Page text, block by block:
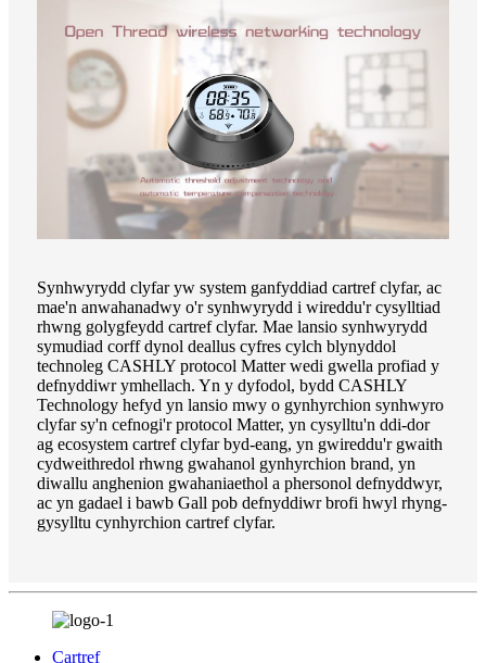
Synhwyrydd clyfar yw system ganfyddiad cartref clyfar, ac
mae'n anwahanadwy o'r synhwyrydd i wireddu'r cysylltiad
rhwng golygfeydd cartref clyfar. Mae lansio synhwyrydd
symudiad corff dynol deallus cyfres cylch blynyddol
technoleg CASHLY protocol Matter wedi gwella profiad y
defnyddiwr ymhellach. Yn y dyfodol, bydd CASHLY
Technology hefyd yn lansio mwy o gynhyrchion synhwyro
clyfar sy'n cefnogi'r protocol Matter, yn cysylltu'n ddi-dor
ag ecosystem cartref clyfar byd-eang, yn gwireddu'r gwaith
cydweithredol rhwng gwahanol gynhyrchion brand, yn
diwallu anghenion gwahaniaethol a phersonol defnyddwyr,
ac yn gadael i bawb Gall pob defnyddiwr brofi hwyl rhyng-
gysylltu cynhyrchion cartref clyfar.
Cartref